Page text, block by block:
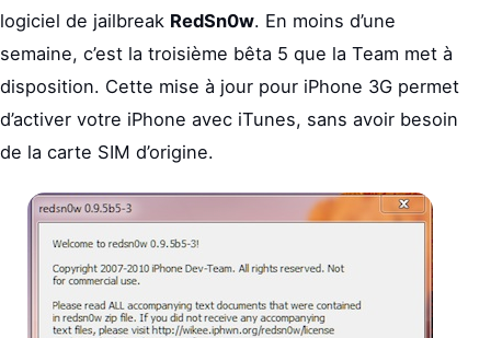
logiciel de jailbreak RedSn0w. En moins d’une
semaine, c’est la troisième bêta 5 que la Team met à
disposition. Cette mise à jour pour iPhone 3G permet
d’activer votre iPhone avec iTunes, sans avoir besoin
de la carte SIM d’origine.